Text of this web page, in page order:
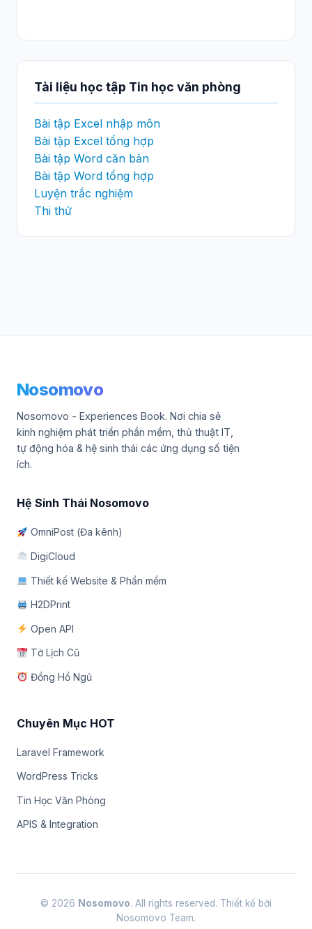
Tài liệu học tập Tin học văn phòng
Bài tập Excel nhập môn
Bài tập Excel tổng hợp
Bài tập Word căn bản
Bài tập Word tổng hợp
Luyện trắc nghiệm
Thi thử
Nosomovo
Nosomovo - Experiences Book. Nơi chia sẻ
kinh nghiệm phát triển phần mềm, thủ thuật IT,
tự động hóa & hệ sinh thái các ứng dụng số tiện
ích.
Hệ Sinh Thái Nosomovo
OmniPost (Đa kênh)
DigiCloud
Thiết kế Website & Phần mềm
H2DPrint
Open API
Tờ Lịch Cũ
Đồng Hồ Ngủ
Chuyên Mục HOT
Laravel Framework
WordPress Tricks
Tin Học Văn Phòng
APIS & Integration
© 2026 Nosomovo. All rights reserved. Thiết kế bởi
Nosomovo Team.